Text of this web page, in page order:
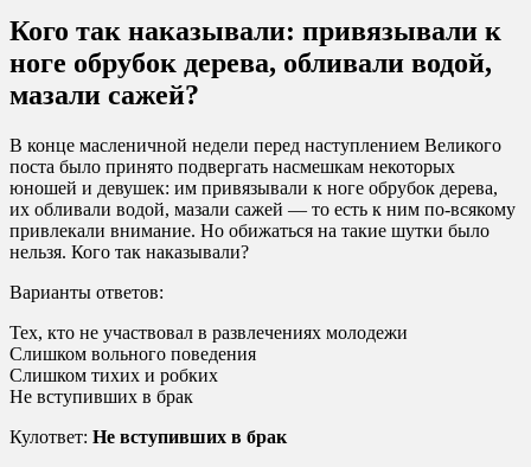
Кого так наказывали: привязывали к
ноге обрубок дерева, обливали водой,
мазали сажей?
В конце масленичной недели перед наступлением Великого
поста было принято подвергать насмешкам некоторых
юношей и девушек: им привязывали к ноге обрубок дерева,
их обливали водой, мазали сажей — то есть к ним по-всякому
привлекали внимание. Но обижаться на такие шутки было
нельзя. Кого так наказывали?
Варианты ответов:
Тех, кто не участвовал в развлечениях молодежи
Слишком вольного поведения
Слишком тихих и робких
Не вступивших в брак
Кулответ: Не вступивших в брак